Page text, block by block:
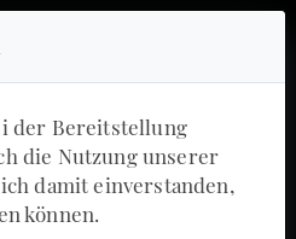
der Bereitstellung
die Nutzung unserer
damit einverstanden,
können.